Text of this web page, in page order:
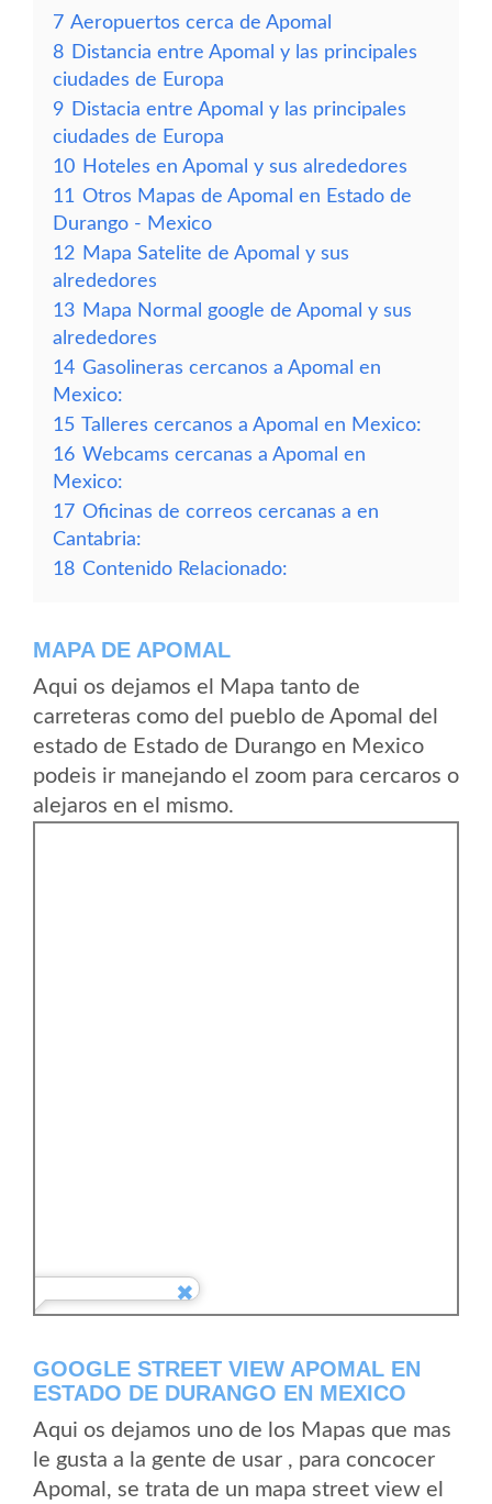
7 Aeropuertos cerca de Apomal
8 Distancia entre Apomal y las principales
ciudades de Europa
9 Distacia entre Apomal y las principales
ciudades de Europa
10 Hoteles en Apomal y sus alrededores
11 Otros Mapas de Apomal en Estado de
Durango - Mexico
12 Mapa Satelite de Apomal y sus
alrededores
13 Mapa Normal google de Apomal y sus
alrededores
14 Gasolineras cercanos a Apomal en
Mexico:
15 Talleres cercanos a Apomal en Mexico:
16 Webcams cercanas a Apomal en
Mexico:
17 Oficinas de correos cercanas a en
Cantabria:
18 Contenido Relacionado:
MAPA DE APOMAL
Aqui os dejamos el Mapa tanto de
carreteras como del pueblo de Apomal del
estado de Estado de Durango en Mexico
podeis ir manejando el zoom para cercaros o
alejaros en el mismo.
GOOGLE STREET VIEW APOMAL EN
ESTADO DE DURANGO EN MEXICO
Aqui os dejamos uno de los Mapas que mas
le gusta a la gente de usar , para concocer
Apomal, se trata de un mapa street view el